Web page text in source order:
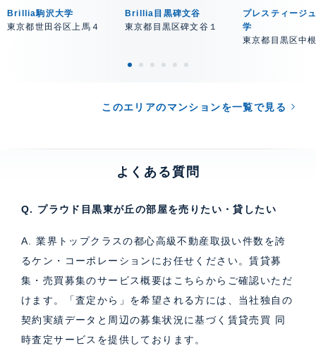
Brillia駒沢大学
東京都世田谷区上馬４
Brillia目黒碑文谷
東京都目黒区碑文谷１
プレスティージ
学
東京都目黒区中
このエリアのマンションを一覧で見る
よくある質問
Q. プラウド目黒東が丘の部屋を売りたい・貸したい
A. 業界トップクラスの都心高級不動産取扱い件数を誇
るケン・コーポレーションにお任せください。賃貸募
集・売買募集のサービス概要はこちら からご確認いただ
けます。「査定から」を希望される方には、当社独自の
契約実績データと周辺の募集状況に基づく 賃貸売買 同
時査定サービス を提供しております。